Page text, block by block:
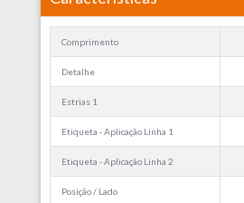
Comprimento
Detalhe
Estrias 1
Etiqueta - Aplicação Linha 1
Etiqueta - Aplicação Linha 2
Posição / Lado